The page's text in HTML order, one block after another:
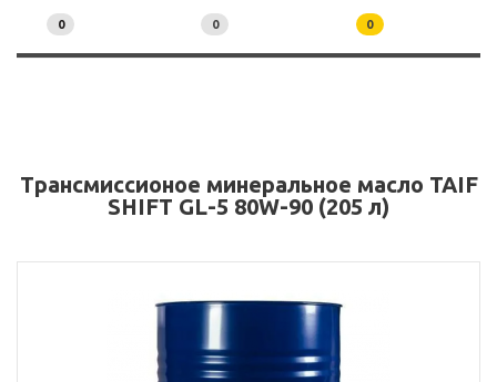
0 0 0
Трансмиссионое минеральное масло TAIF
SHIFT GL-5 80W-90 (205 л)